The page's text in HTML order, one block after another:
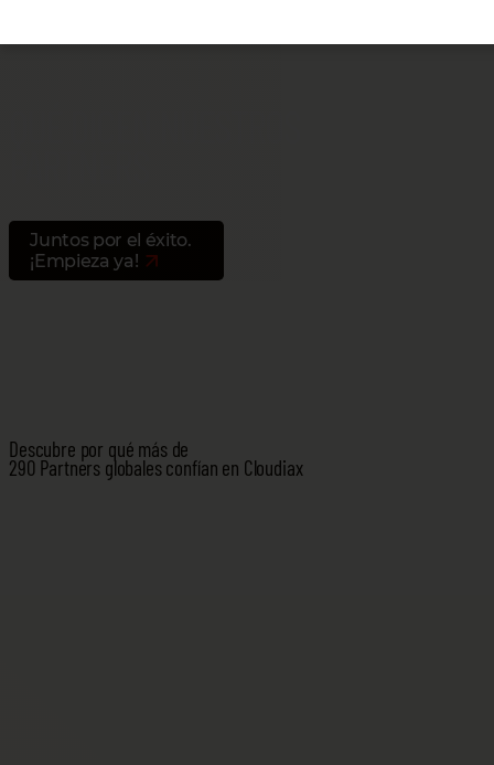
Juntos por el éxito.
¡Empieza ya!
Descubre por qué más de
290 Partners globales confían en Cloudiax